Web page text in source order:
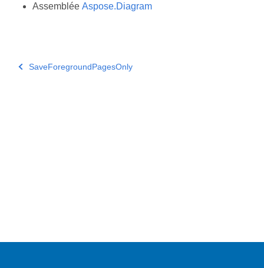
Assemblée Aspose.Diagram
SaveForegroundPagesOnly